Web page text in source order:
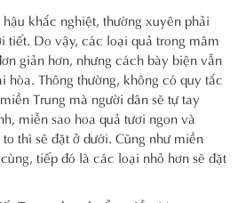
khắc nghiệt, thường xuyên phải
tiết. Do vậy, các loại quả trong mâm
giản hơn, nhưng cách bày biện vẫn
hòa. Thông thường, không có quy tắc
Trung mà người dân sẽ tự tay
miễn sao hoa quả tươi ngon và
thì sẽ đặt ở dưới. Cũng như miền
tiếp đó là các loại nhỏ hơn sẽ đặt